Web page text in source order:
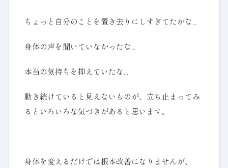
ちょっと自分のことを置き去りにしすぎてたかな…
身体の声を聞いていなかったな…
本当の気持ちを抑えていたな…
動き続けていると見えないものが、立ち止まってみ
るといろいろな気づきがあると思います。
身体を変えるだけでは根本改善になりませんが、